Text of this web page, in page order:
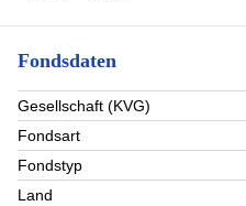
Fondsdaten
Gesellschaft (KVG)
Fondsart
Fondstyp
Land